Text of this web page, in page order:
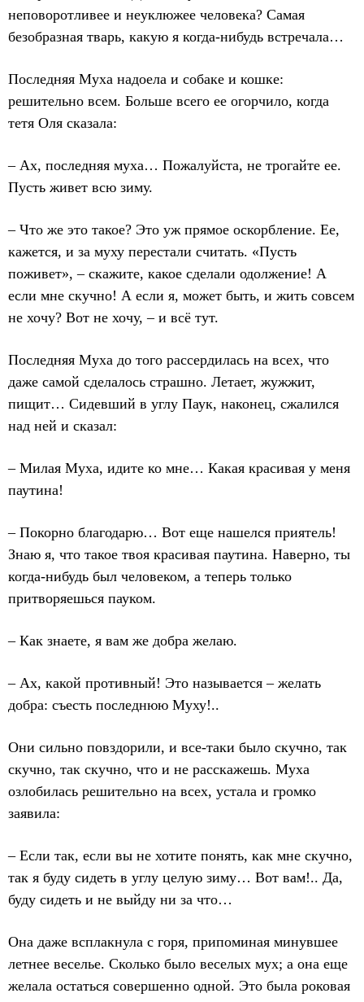
неповоротливее и неуклюжее человека? Самая
безобразная тварь, какую я когда-нибудь встречала…
Последняя Муха надоела и собаке и кошке:
решительно всем. Больше всего ее огорчило, когда
тетя Оля сказала:
– Ах, последняя муха… Пожалуйста, не трогайте ее.
Пусть живет всю зиму.
– Что же это такое? Это уж прямое оскорбление. Ее,
кажется, и за муху перестали считать. «Пусть
поживет», – скажите, какое сделали одолжение! А
если мне скучно! А если я, может быть, и жить совсем
не хочу? Вот не хочу, – и всё тут.
Последняя Муха до того рассердилась на всех, что
даже самой сделалось страшно. Летает, жужжит,
пищит… Сидевший в углу Паук, наконец, сжалился
над ней и сказал:
– Милая Муха, идите ко мне… Какая красивая у меня
паутина!
– Покорно благодарю… Вот еще нашелся приятель!
Знаю я, что такое твоя красивая паутина. Наверно, ты
когда-нибудь был человеком, а теперь только
притворяешься пауком.
– Как знаете, я вам же добра желаю.
– Ах, какой противный! Это называется – желать
добра: съесть последнюю Муху!..
Они сильно повздорили, и все-таки было скучно, так
скучно, так скучно, что и не расскажешь. Муха
озлобилась решительно на всех, устала и громко
заявила:
– Если так, если вы не хотите понять, как мне скучно,
так я буду сидеть в углу целую зиму… Вот вам!.. Да,
буду сидеть и не выйду ни за что…
Она даже всплакнула с горя, припоминая минувшее
летнее веселье. Сколько было веселых мух; а она еще
желала остаться совершенно одной. Это была роковая